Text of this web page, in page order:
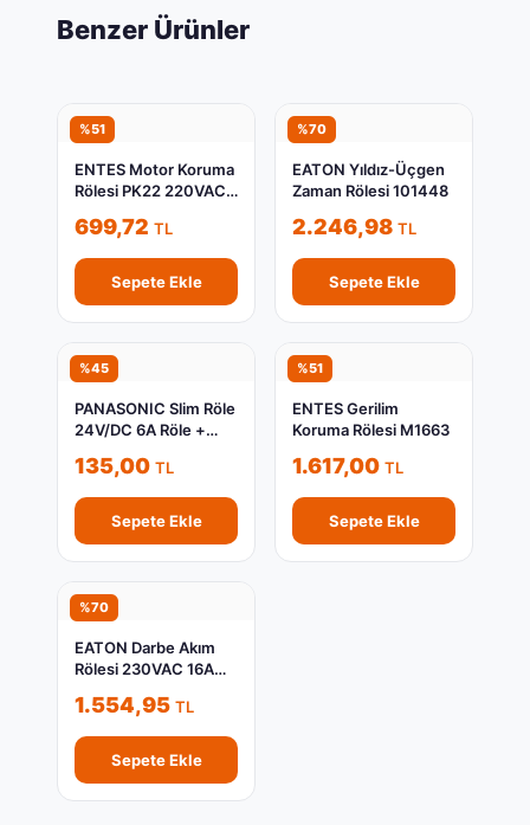
Benzer Ürünler
%51
ENTES Motor Koruma
Rölesi PK22 220VAC
699,72 TL
Sepete Ekle
%70
EATON Yıldız-Üçgen
Zaman Rölesi 101448
2.246,98 TL
Sepete Ekle
%45
PANASONIC Slim Röle
24V/DC 6A Röle +
C2-1
135,00 TL
Sepete Ekle
%51
ENTES Gerilim
Koruma Rölesi M1663
1.617,00 TL
Sepete Ekle
%70
EATON Darbe Akım
Rölesi 230VAC 16A
1.554,95 TL
Sepete Ekle